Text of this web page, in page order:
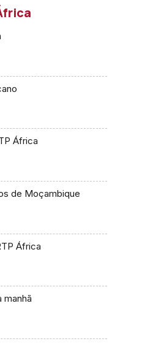
África
de Moçambique
África
manhã